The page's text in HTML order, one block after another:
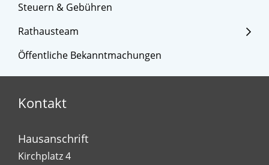
Steuern & Gebühren
Rathausteam
Öffentliche Bekanntmachungen
Kontakt
Hausanschrift
Kirchplatz 4